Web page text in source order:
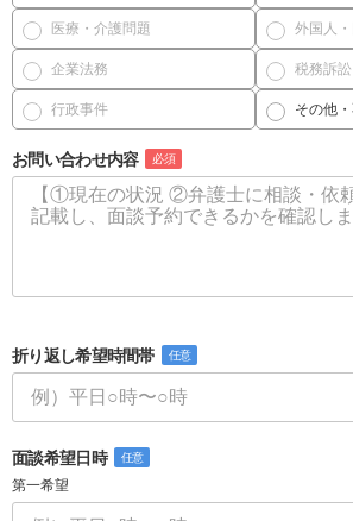
医療・介護問題 外国人
企業法務 税務訴訟
行政事件 その他
お問い合わせ内容 必須
折り返し希望時間帯 任意
面談希望日時 任意
第一希望